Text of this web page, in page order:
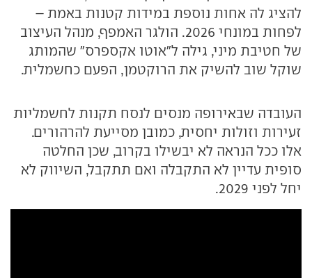
להציג לה אחות נוספת במידות קטנות באמת –
לפחות במונחי 2026. הולגר האמפף, מנהל העיצוב
של חטיבת מיני, גילה ל"אוטו אקספרס" שהמותג
שוקל שוב להשיק את הרוקטמן, הפעם כחשמלית.
העובדה שבאירופה מנסים לנסח תקנות לחשמליות
זעירות וזולות יחסית, כמובן מסייעת להרהורים.
אלו ככל הנראה לא יבשילו בקרוב, שכן החלטה
סופית עדיין לא התקבלה ואם תתקבל, השיווק לא
יחל לפני 2029.